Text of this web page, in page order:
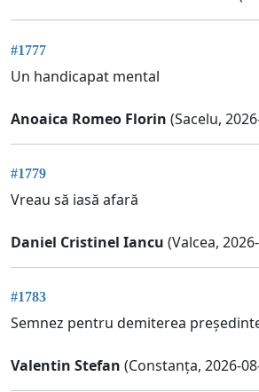
#1777
Un handicapat mental
Anoaica Romeo Florin (Sacelu,
#1779
Vreau să iasă afară
Daniel Cristinel Iancu (Valcea,
#1783
Semnez pentru demiterea
Valentin Stefan (Constanța, 2026-